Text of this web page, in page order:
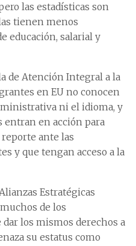
las estadísticas son
tienen menos
educación, salarial y
de Atención Integral a la
en EU no conocen
ni el idioma, y
entran en acción para
ante las
y que tengan acceso a la
Estratégicas
de los
los mismos derechos a
su estatus como